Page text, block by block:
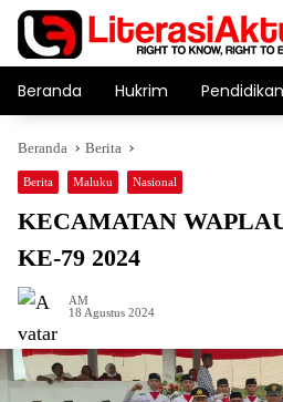
Langsung
konten
Beranda Hukrim Pendidikan
Beranda Berita
Berita Maluku Nasional
KECAMATAN
KE-79 2024
AM
18 Agustus 2024